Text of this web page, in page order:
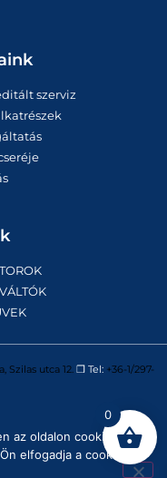
szerviz
Szilas utca 12. ❒ Tel: +36-1/297-
0
az oldalon cookie-kat
elfogadja a cookie-k